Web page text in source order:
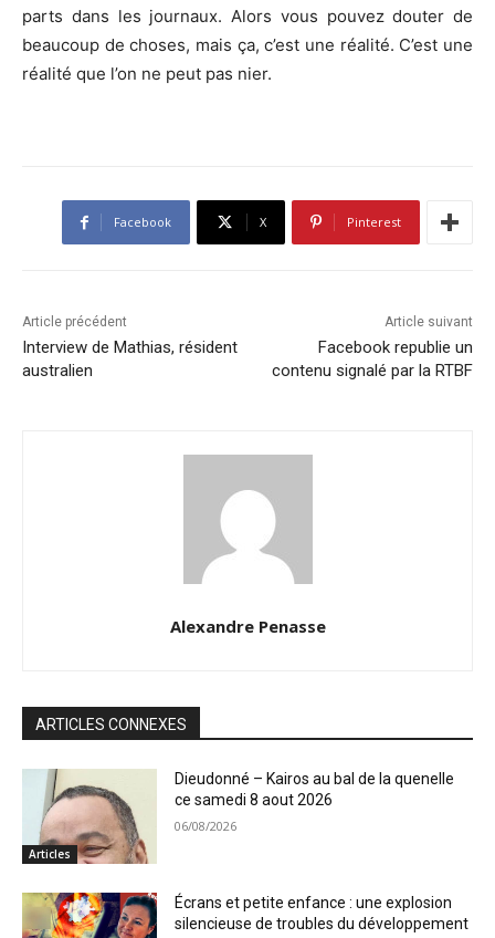
parts dans les journaux. Alors vous pouvez douter de
beaucoup de choses, mais ça, c’est une réalité. C’est une
réalité que l’on ne peut pas nier.
Facebook X Pinterest
Article précédent
Interview de Mathias, résident
australien
Article suivant
Facebook republie un
contenu signalé par la RTBF
Alexandre Penasse
ARTICLES CONNEXES
Articles
Dieudonné – Kairos au bal de la quenelle
ce samedi 8 aout 2026
06/08/2026
Écrans et petite enfance : une explosion
silencieuse de troubles du développement